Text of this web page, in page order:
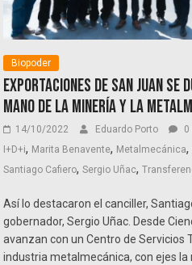
Biopoder
Exportaciones de San Juan
mano de la minería y la
14/10/2022 Eduardo Porto 0
I+D+i, Marita Benavente, Metalmecánica,
Santiago Cafiero,Sergio Uñac,
Así lo destacaron el canciller,
gobernador, Sergio Uñac. Desde
avanzan con un Centro de Servicios
industria metalmecánica, con ejes la